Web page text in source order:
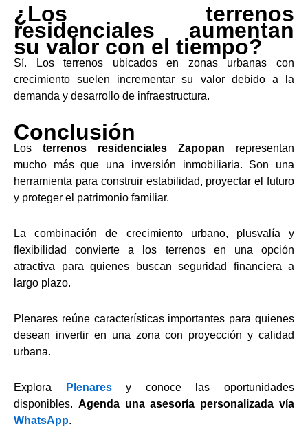
¿Los terrenos
residenciales aumentan
su valor con el tiempo?
Sí. Los terrenos ubicados en zonas urbanas con
crecimiento suelen incrementar su valor debido a la
demanda y desarrollo de infraestructura.
Conclusión
Los terrenos residenciales Zapopan representan
mucho más que una inversión inmobiliaria. Son una
herramienta para construir estabilidad, proyectar el futuro
y proteger el patrimonio familiar.
La combinación de crecimiento urbano, plusvalía y
flexibilidad convierte a los terrenos en una opción
atractiva para quienes buscan seguridad financiera a
largo plazo.
Plenares reúne características importantes para quienes
desean invertir en una zona con proyección y calidad
urbana.
Explora Plenaresy conoce las oportunidades
disponibles. Agenda una asesoría personalizada vía
WhatsApp.